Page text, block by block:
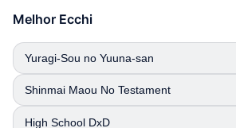
Melhor Ecchi
Yuragi-Sou no Yuuna-san
Shinmai Maou No Testament
High School DxD